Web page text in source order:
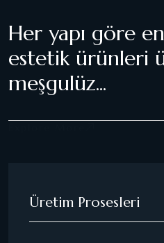
Her yapı göre
estetik ürünleri
meşgulüz...
Üretim Prosesleri